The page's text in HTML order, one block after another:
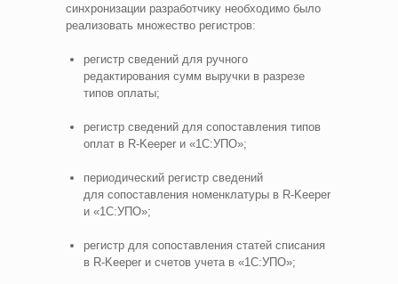
синхронизации разработчику необходимо было
реализовать множество регистров:
регистр сведений для ручного
редактирования сумм выручки в разрезе
типов оплаты;
регистр сведений для сопоставления типов
оплат в R‑Keeper и «1С:УПО»;
периодический регистр сведений
для сопоставления номенклатуры в R‑Keeper
и «1С:УПО»;
регистр для сопоставления статей списания
в R‑Keeper и счетов учета в «1С:УПО»;